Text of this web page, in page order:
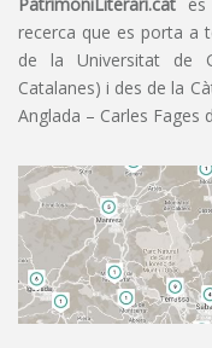
recerca que es porta a
de la Universitat de
Catalanes) i des de la
Anglada – Carles Fages